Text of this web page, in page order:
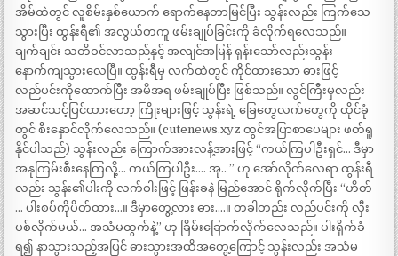
အိမ်ထဲတွင် လူစိမ်းနှစ်ယောက် ရောက်နေတာမြင်ပြီး သွန်းလည်း ကြက်သေ
သွားပြီး ထွန်းရီ၏ အလွယ်တကူ ဖမ်းချုပ်ခြင်းကို ခံလိုက်ရလေသည်။
ချက်ချင်း သတိဝင်လာသည်နှင့် အလျင်အမြန် ရုန်းသော်လည်းသွန်း
နောက်ကျသွားလေပြီ။ ထွန်းရီမှ လက်ထဲတွင် ကိုင်ထားသော ဓားဖြင့်
လည်ပင်းကိုထောက်ပြီး အမိအရ ဖမ်းချုပ်ပြီး ဖြစ်သည်။ လွင်ကြီးမှလည်း
အဆင်သင့်ပြင်ထားတော့ ကြိုးများဖြင့် သွန်းရဲ့ ခြေတွေလက်တွေကို ထိုင်ခုံ
တွင် စီးနှောင်လိုက်လေသည်။ (cutenews.xyz တွင်အပြာစာပေများ ဖတ်ရူ
နိုင်ပါသည်) သွန်းလည်း ကြောက်အားလန့်အားဖြင့် “ကယ်ကြပါဦးရှင်… ဒီမှာ
အနုကြမ်းစီးနေကြလို့… ကယ်ကြပါဦး…. အု.. ” ဟု အော်လိုက်လေရာ ထွန်းရီ
လည်း သွန်း၏ပါးကို လက်ဝါးဖြင့် ဖြန်းခနဲ မြည်အောင် ရိုက်လိုက်ပြီး “ဟိတ်
… ပါးစပ်ကိုပိတ်ထား…။ ဒီမှာတွေ့လား ဓား….။ တခါတည်း လည်ပင်းကို လှီး
ပစ်လိုက်မယ်… အသံမထွက်နဲ့” ဟု ခြိမ်းခြောက်လိုက်လေသည်။ ပါးရိုက်ခံ
ရ၍ နာသွားသည့်အပြင် ဓားသွားအထိအတွေ့ကြောင့် သွန်းလည်း အသံမ